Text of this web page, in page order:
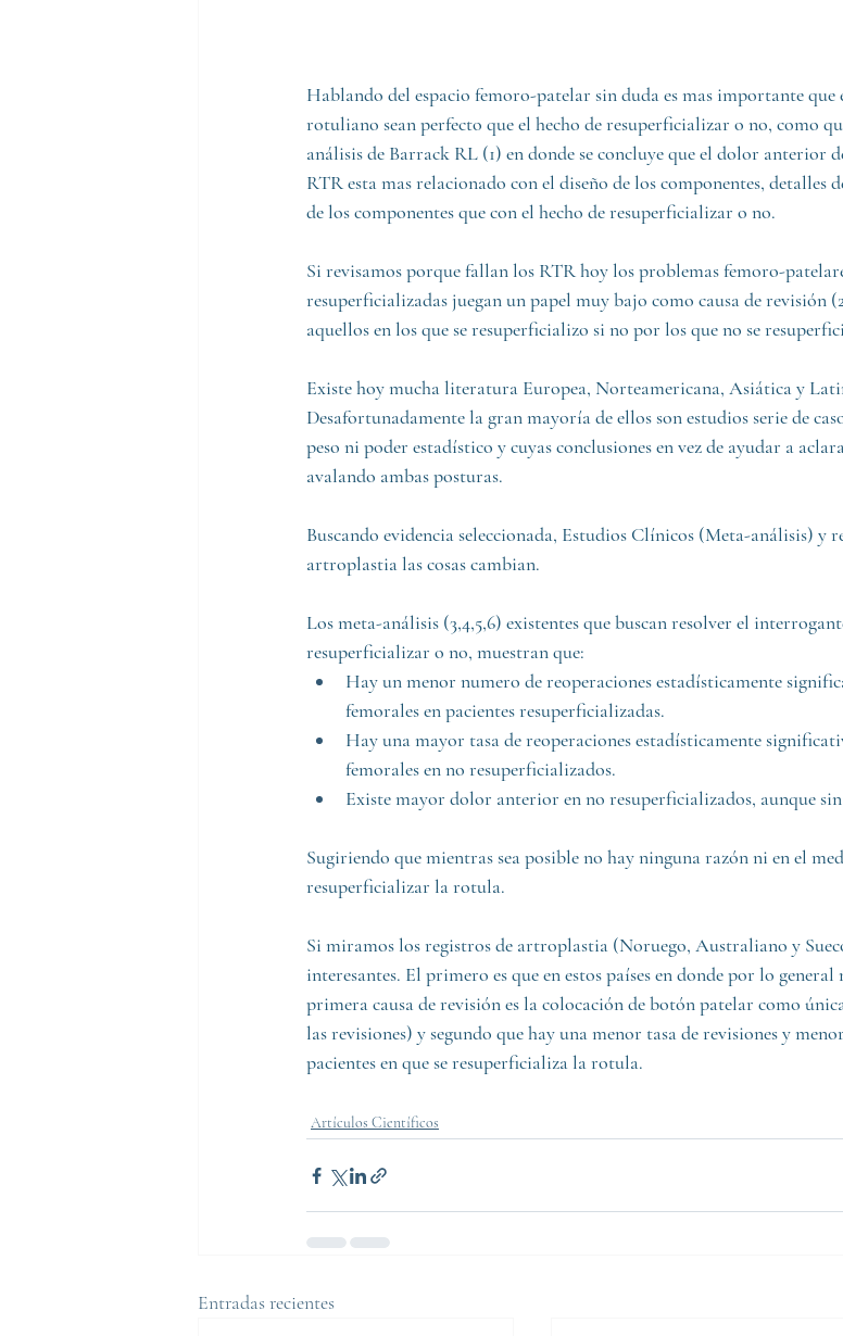
Hablando del espacio femoro-patelar sin duda es mas importante que
rotuliano sean perfecto que el hecho de resuperficializar o no, como
análisis de Barrack RL (1) en donde se concluye que el dolor anterior
RTR esta mas relacionado con el diseño de los componentes,
de los componentes que con el hecho de resuperficializar o no.
Si revisamos porque fallan los RTR hoy los problemas femoro-
resuperficializadas juegan un papel muy bajo como causa de revisión
aquellos en los que se resuperficializo si no por los que no se
Existe hoy mucha literatura Europea, Norteamericana, Asiática y
Desafortunadamente la gran mayoría de ellos son estudios serie de
peso ni poder estadístico y cuyas conclusiones en vez de ayudar a
avalando ambas posturas.
Buscando evidencia seleccionada, Estudios Clínicos (Meta-análisis) y
artroplastia las cosas cambian.
Los meta-análisis (3,4,5,6) existentes que buscan resolver el
resuperficializar o no, muestran que:
Hay un menor numero de reoperaciones estadísticamente
femorales en pacientes resuperficializadas.
Hay una mayor tasa de reoperaciones estadísticamente
femorales en no resuperficializados.
Existe mayor dolor anterior en no resuperficializados, aunque
Sugiriendo que mientras sea posible no hay ninguna razón ni en el
resuperficializar la rotula.
Si miramos los registros de artroplastia (Noruego, Australiano y
interesantes. El primero es que en estos países en donde por lo
primera causa de revisión es la colocación de botón patelar como
las revisiones) y segundo que hay una menor tasa de revisiones y
pacientes en que se resuperficializa la rotula.
Artículos Científicos
Entradas recientes